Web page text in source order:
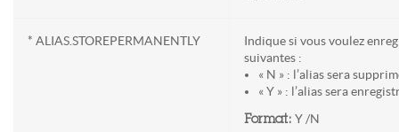
* ALIAS.STOREPERMANENTLY
Indique si vous voulez
suivantes :
« N » : l’alias sera
« Y » : l’alias sera
Format: Y /N